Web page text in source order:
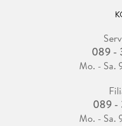
089 -
Mo. - Sa.
089 -
Mo. - Sa.